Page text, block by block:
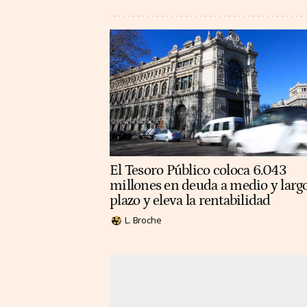
El Tesoro Público coloca 6.043
millones en deuda a medio y
plazo y eleva la rentabilidad
L. Broche